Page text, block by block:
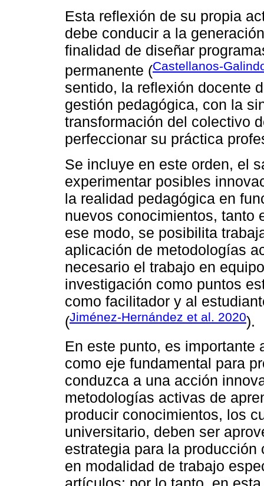
Esta reflexión de su propia
debe conducir a la
finalidad de diseñar
permanente (Castellanos-
sentido, la reflexión docente
gestión pedagógica, con la
transformación del colectivo
perfeccionar su práctica
Se incluye en este orden, el
experimentar posibles
la realidad pedagógica en
nuevos conocimientos, tanto
ese modo, se posibilita
aplicación de metodologías
necesario el trabajo en
investigación como puntos
como facilitador y al
(Jiménez-Hernández et al. 2020).
En este punto, es importante
como eje fundamental para
conduzca a una acción
metodologías activas de
producir conocimientos, los
universitario, deben ser
estrategia para la
en modalidad de trabajo